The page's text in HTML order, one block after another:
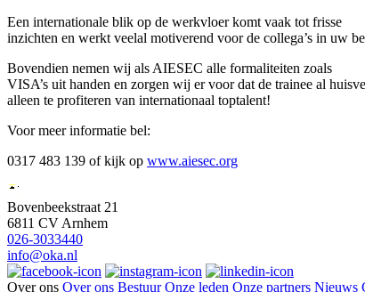
Een internationale blik op de werkvloer komt vaak tot frisse
inzichten en werkt veelal motiverend voor de collega’s in uw
Bovendien nemen wij als AIESEC alle formaliteiten zoals
VISA’s uit handen en zorgen wij er voor dat de trainee al
alleen te profiteren van internationaal toptalent!
Voor meer informatie bel:
0317 483 139 of kijk op www.aiesec.org
Bovenbeekstraat 21
6811 CV Arnhem
026-3033440
info@oka.nl
Over ons Over ons BestuurOnze leden Onze partners Nieuws